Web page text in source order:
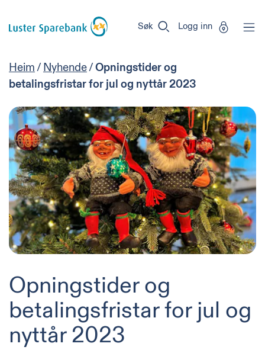
Sparebank
Søk Logg inn
Heim/ Nyhende/Opningstider og
betalingsfristar for jul og nyttår 2023
Opningstider og
betalingsfristar for jul og
nyttår 2023
er
Miljøfyrtårn-